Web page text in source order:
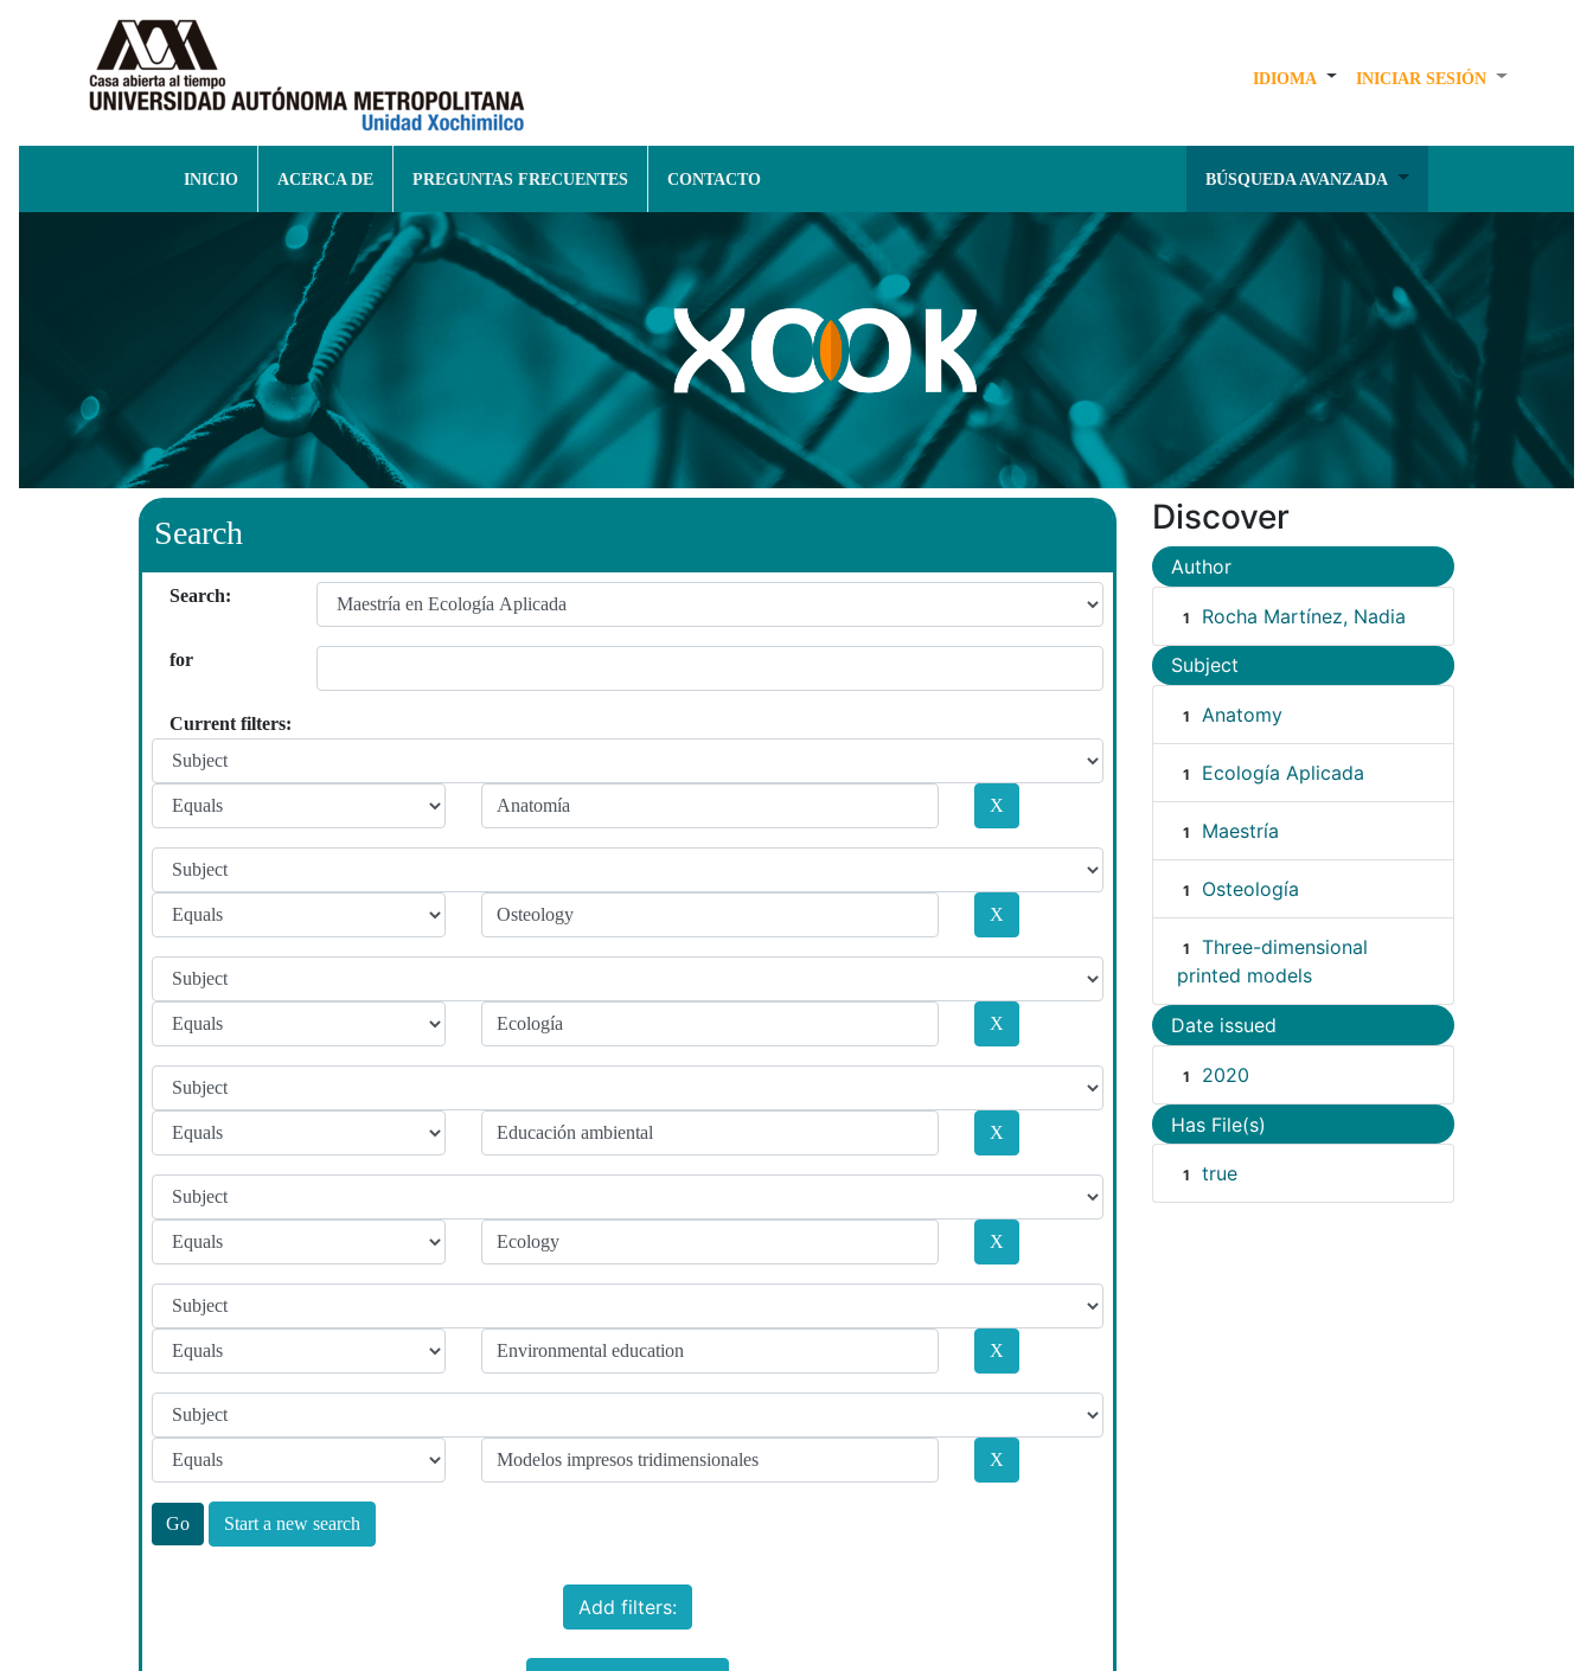
IDIOMA INICIAR SESIÓN
INICIO ACERCA DE PREGUNTAS FRECUENTES CONTACTO BÚSQUEDA AVANZADA
Search
Search:
for
Current filters:
Start a new search
Add filters:
Discover
Author
1 Rocha Martínez, Nadia
Subject
1 Anatomy
1 Ecología Aplicada
1 Maestría
1 Osteología
1
Three-dimensional
printed models
Date issued
1 2020
Has File(s)
1 true